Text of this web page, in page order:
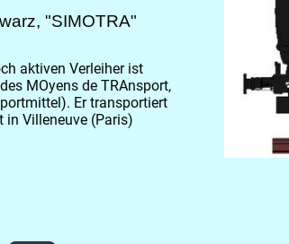
"SIMOTRA"
aktiven Verleiher ist
MOyens de TRAnsport,
Er transportiert
in Villeneuve (Paris)